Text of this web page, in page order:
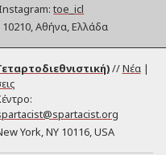
toe_icl
Αθήνα, Ελλάδα
//Νέα|
York, NY 10116, USA